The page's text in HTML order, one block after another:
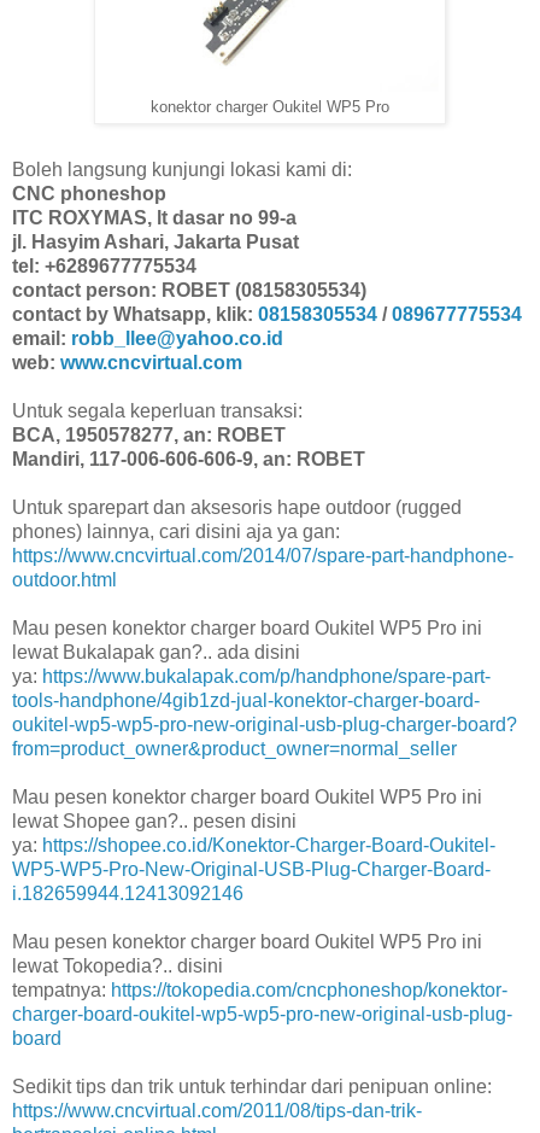
konektor charger Oukitel WP5 Pro
Boleh langsung kunjungi lokasi kami di:
CNC phoneshop
ITC ROXYMAS, lt dasar no 99-a
jl. Hasyim Ashari, Jakarta Pusat
tel: +6289677775534
contact person: ROBET (08158305534)
contact by Whatsapp, klik: 08158305534 /089677775534
email: robb_llee@yahoo.co.id
web: www.cncvirtual.com
Untuk segala keperluan transaksi:
BCA, 1950578277, an: ROBET
Mandiri, 117-006-606-606-9, an: ROBET
Untuk sparepart dan aksesoris hape outdoor (rugged
phones) lainnya, cari disini aja ya gan:
https://www.cncvirtual.com/2014/07/spare-part-handphone-
outdoor.html
Mau pesen konektor charger board Oukitel WP5 Pro ini
lewat Bukalapak gan?.. ada disini
ya: https://www.bukalapak.com/p/handphone/spare-part-
tools-handphone/4gib1zd-jual-konektor-charger-board-
oukitel-wp5-wp5-pro-new-original-usb-plug-charger-board?
from=product_owner&product_owner=normal_seller
Mau pesen konektor charger board Oukitel WP5 Pro ini
lewat Shopee gan?.. pesen disini
ya: https://shopee.co.id/Konektor-Charger-Board-Oukitel-
WP5-WP5-Pro-New-Original-USB-Plug-Charger-Board-
i.182659944.12413092146
Mau pesen konektor charger board Oukitel WP5 Pro ini
lewat Tokopedia?.. disini
tempatnya: https://tokopedia.com/cncphoneshop/konektor-
charger-board-oukitel-wp5-wp5-pro-new-original-usb-plug-
board
Sedikit tips dan trik untuk terhindar dari penipuan online:
https://www.cncvirtual.com/2011/08/tips-dan-trik-